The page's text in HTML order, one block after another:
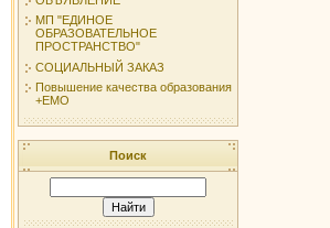
МП "ЕДИНОЕ
ОБРАЗОВАТЕЛЬНОЕ
ПРОСТРАНСТВО"
СОЦИАЛЬНЫЙ ЗАКАЗ
Повышение качества образования
+ЕМО
Поиск